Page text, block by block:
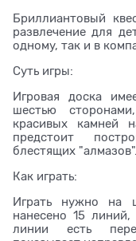
Бриллиантовый
развлечение для
одному, так и в
Суть игры:
Игровая доска
шестью
красивых камней
предстоит
блестящих "алмазов".
Как играть:
Играть нужно на
нанесено 15
линии есть